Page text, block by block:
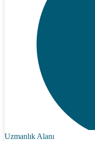
Uzmanlık Alanı